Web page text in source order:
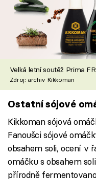
Velká letní soutěž Prima
Zdroj: archiv Kikkoman
Ostatní sójové
Kikkoman sójová
Fanoušci sójové
obsahem soli, ocení v
omáčku s obsahem
přírodně